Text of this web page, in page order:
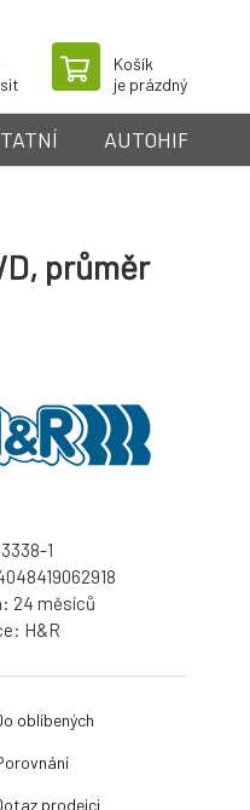
Košík
je prázdný
AUTOHIFI
průměr
1
24
H&R
oblíbených
prodejci